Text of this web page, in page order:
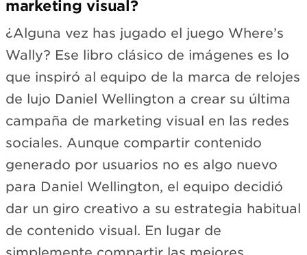
marketing visual?
¿Alguna vez has jugado el juego Where’s
Wally? Ese libro clásico de imágenes es lo
que inspiró al equipo de la marca de relojes
de lujo Daniel Wellington a crear su última
campaña de marketing visual en las redes
sociales. Aunque compartir contenido
generado por usuarios no es algo nuevo
para Daniel Wellington, el equipo decidió
dar un giro creativo a su estrategia habitual
de contenido visual. En lugar de